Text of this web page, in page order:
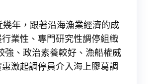
年，跟著沿海漁業經濟的成
業性、專門研究性調停組織
強、政治素養較好、漁船權威
激起調停員介入海上膠葛調